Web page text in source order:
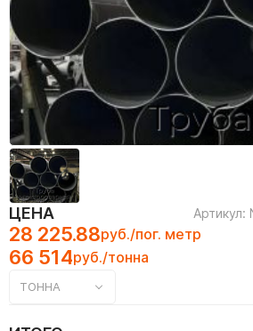
ЦЕНА Артикул:
28 225.88руб./пог. метр
66 514руб./тонна
ТОННА